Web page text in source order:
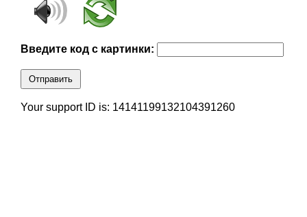
Введите код с картинки:
Отправить
Your support ID is: 14141199132104391260